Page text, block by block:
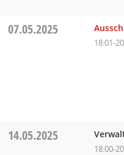
07.05.2025
18:01-
14.05.2025
18:00-